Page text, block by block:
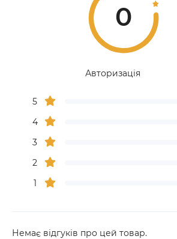
0
Авторизація
5
4
3
2
1
Немає відгуків про цей товар.